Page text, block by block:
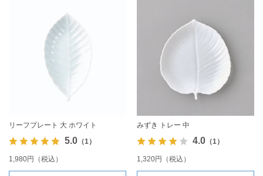
リーフプレート 大 ホワイト
5.0（1）
1,980円（税込）
みずき トレー 中
4.0（1）
1,320円（税込）